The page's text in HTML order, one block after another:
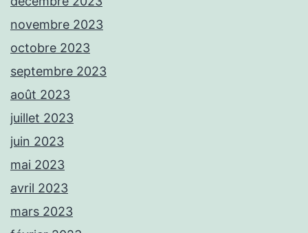
novembre 2023
octobre 2023
septembre 2023
août 2023
juillet 2023
juin 2023
mai 2023
avril 2023
mars 2023